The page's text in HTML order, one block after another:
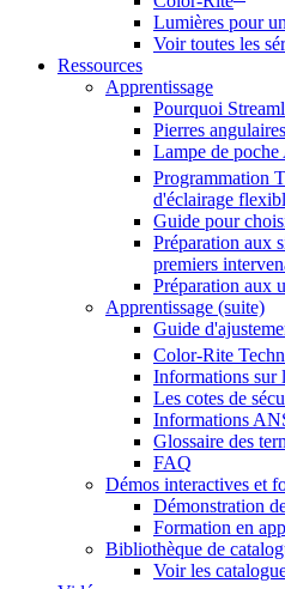
Lumières pour
Voir toutes les
Ressources
Apprentissage
Pourquoi
Pierres
Lampe de
Programmation
d'éclairage
Guide pour
Préparation aux
premiers
Préparation aux
Apprentissage (suite)
Guide
Color-Rite
Informations sur
Les cotes de
Informations
Glossaire des
FAQ
Démos interactives et
Démonstration
Formation en
Bibliothèque de
Voir les